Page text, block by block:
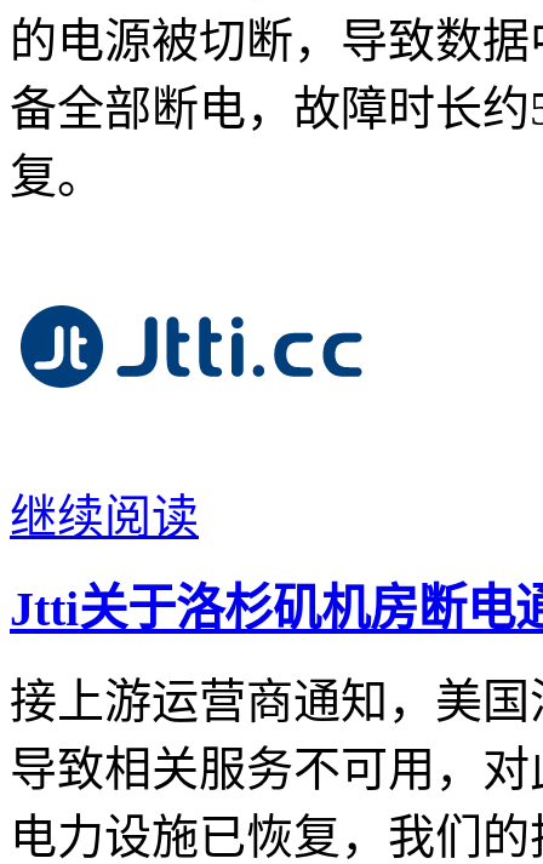
的电源被切断，导致数
备全部断电，故障时长
复。
继续阅读
Jtti关于洛杉矶机房断电
接上游运营商通知，美
导致相关服务不可用，
电力设施已恢复，我们